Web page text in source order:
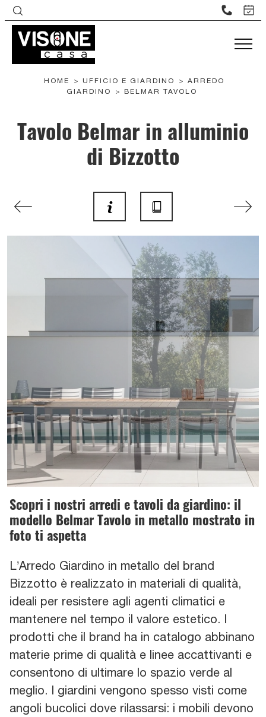
HOME > UFFICIO E GIARDINO > ARREDO
GIARDINO
> BELMAR TAVOLO
Tavolo Belmar in alluminio
di Bizzotto
Scopri i nostri arredi e tavoli da giardino: il
modello Belmar Tavolo in metallo mostrato in
foto ti aspetta
L’Arredo Giardino in metallo del brand
Bizzotto è realizzato in materiali di qualità,
ideali per resistere agli agenti climatici e
mantenere nel tempo il valore estetico. I
prodotti che il brand ha in catalogo abbinano
materie prime di qualità e linee accattivanti e
consentono di ultimare lo spazio verde al
meglio. I giardini vengono spesso visti come
angoli bucolici dove rilassarsi: i mobili devono